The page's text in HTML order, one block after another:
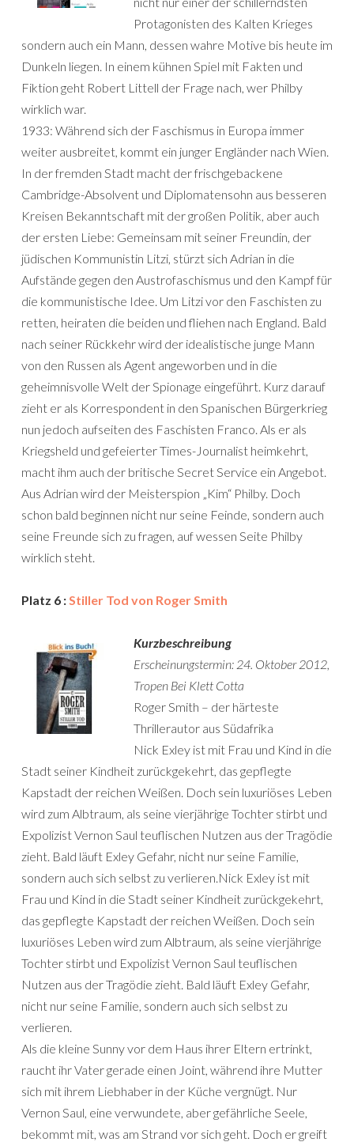
Protagonisten des Kalten Krieges
sondern auch ein Mann, dessen wahre Motive bis heute im
Dunkeln liegen. In einem kühnen Spiel mit Fakten und
Fiktion geht Robert Littell der Frage nach, wer Philby
wirklich war.
1933: Während sich der Faschismus in Europa immer
weiter ausbreitet, kommt ein junger Engländer nach Wien.
In der fremden Stadt macht der frischgebackene
Cambridge-Absolvent und Diplomatensohn aus besseren
Kreisen Bekanntschaft mit der großen Politik, aber auch
der ersten Liebe: Gemeinsam mit seiner Freundin, der
jüdischen Kommunistin Litzi, stürzt sich Adrian in die
Aufstände gegen den Austrofaschismus und den Kampf für
die kommunistische Idee. Um Litzi vor den Faschisten zu
retten, heiraten die beiden und fliehen nach England. Bald
nach seiner Rückkehr wird der idealistische junge Mann
von den Russen als Agent angeworben und in die
geheimnisvolle Welt der Spionage eingeführt. Kurz darauf
zieht er als Korrespondent in den Spanischen Bürgerkrieg
nun jedoch aufseiten des Faschisten Franco. Als er als
Kriegsheld und gefeierter Times-Journalist heimkehrt,
macht ihm auch der britische Secret Service ein Angebot.
Aus Adrian wird der Meisterspion „Kim“ Philby. Doch
schon bald beginnen nicht nur seine Feinde, sondern auch
seine Freunde sich zu fragen, auf wessen Seite Philby
wirklich steht.
Platz 6 :Stiller Tod von Roger Smith
Kurzbeschreibung
Erscheinungstermin: 24. Oktober 2012,
Tropen Bei Klett Cotta
Roger Smith – der härteste
Thrillerautor aus Südafrika
Nick Exley ist mit Frau und Kind in die
Stadt seiner Kindheit zurückgekehrt, das gepflegte
Kapstadt der reichen Weißen. Doch sein luxuriöses Leben
wird zum Albtraum, als seine vierjährige Tochter stirbt und
Expolizist Vernon Saul teuflischen Nutzen aus der Tragödie
zieht. Bald läuft Exley Gefahr, nicht nur seine Familie,
sondern auch sich selbst zu verlieren.Nick Exley ist mit
Frau und Kind in die Stadt seiner Kindheit zurückgekehrt,
das gepflegte Kapstadt der reichen Weißen. Doch sein
luxuriöses Leben wird zum Albtraum, als seine vierjährige
Tochter stirbt und Expolizist Vernon Saul teuflischen
Nutzen aus der Tragödie zieht. Bald läuft Exley Gefahr,
nicht nur seine Familie, sondern auch sich selbst zu
verlieren.
Als die kleine Sunny vor dem Haus ihrer Eltern ertrinkt,
raucht ihr Vater gerade einen Joint, während ihre Mutter
sich mit ihrem Liebhaber in der Küche vergnügt. Nur
Vernon Saul, eine verwundete, aber gefährliche Seele,
bekommt mit, was am Strand vor sich geht. Doch er greift